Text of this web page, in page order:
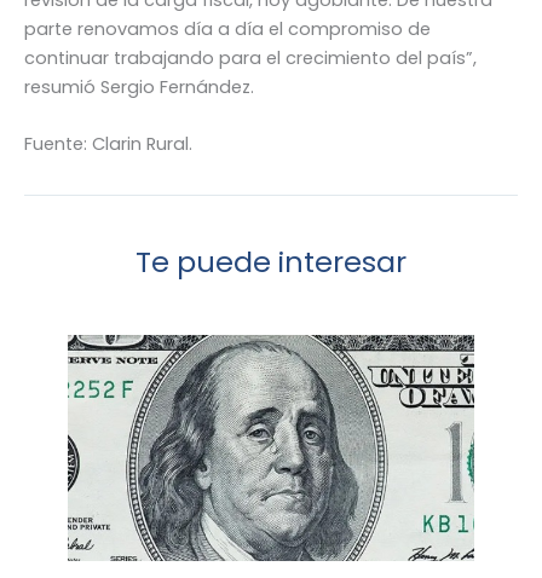
parte renovamos día a día el compromiso de
continuar trabajando para el crecimiento del país”,
resumió Sergio Fernández.
Fuente: Clarin Rural.
Te puede interesar